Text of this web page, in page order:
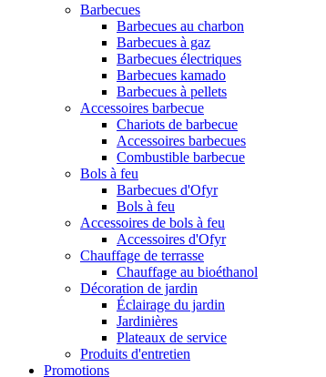
Barbecues
Barbecues au charbon
Barbecues à gaz
Barbecues électriques
Barbecues kamado
Barbecues à pellets
Accessoires barbecue
Chariots de barbecue
Accessoires barbecues
Combustible barbecue
Bols à feu
Barbecues d'Ofyr
Bols à feu
Accessoires de bols à feu
Accessoires d'Ofyr
Chauffage de terrasse
Chauffage au bioéthanol
Décoration de jardin
Éclairage du jardin
Jardinières
Plateaux de service
Produits d'entretien
Promotions